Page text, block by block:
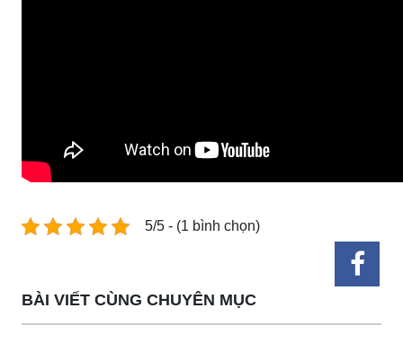
5/5 - (1 bình chọn)
BÀI VIẾT CÙNG CHUYÊN MỤC